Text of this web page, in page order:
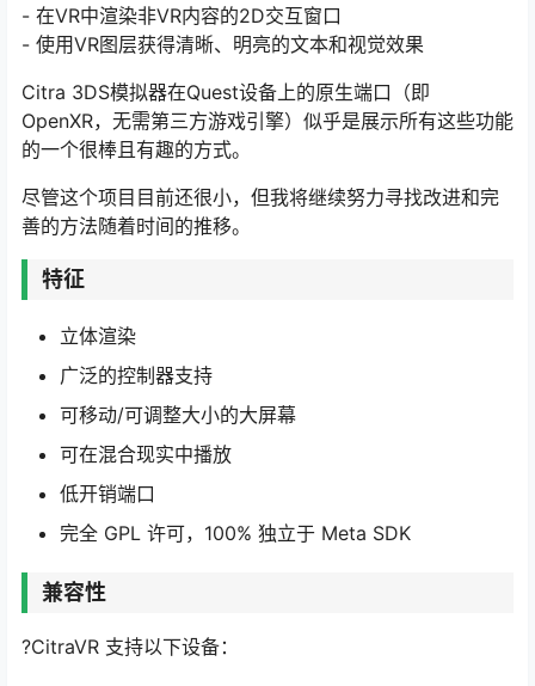
- 在VR中渲染非VR内容的2D交互窗口
- 使用VR图层获得清晰、明亮的文本和视觉效果
Citra 3DS模拟器在Quest设备上的原生端口（即
OpenXR，无需第三方游戏引擎）似乎是展示所有这些功能
的一个很棒且有趣的方式。
尽管这个项目目前还很小，但我将继续努力寻找改进和完
善的方法随着时间的推移。
特征
立体渲染
广泛的控制器支持
可移动/可调整大小的大屏幕
可在混合现实中播放
低开销端口
完全 GPL 许可，100% 独立于 Meta SDK
兼容性
?CitraVR 支持以下设备：